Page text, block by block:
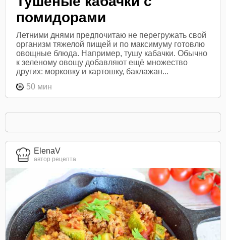
помидорами
Летними днями предпочитаю не перегружать свой
организм тяжелой пищей и по максимуму готовлю
овощные блюда. Например, тушу кабачки. Обычно
к зеленому овощу добавляют ещё множество
других: морковку и картошку, баклажан...
50 мин
ElenaV
автор рецепта